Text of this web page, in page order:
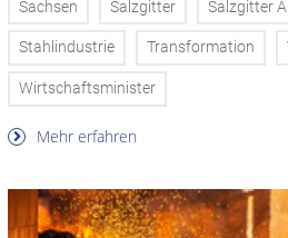
Sachsen Salzgitter Salzgitter
Stahlindustrie Transformation
Wirtschaftsminister
Mehr erfahren